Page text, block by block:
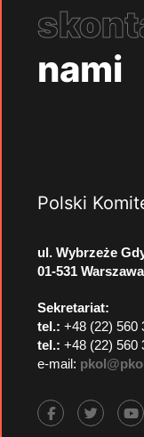
nami
Polski
ul. Wybrzeże
01-531 Warszawa
Sekretariat:
tel.: +48 (22) 560
tel.: +48 (22) 560
e-mail: